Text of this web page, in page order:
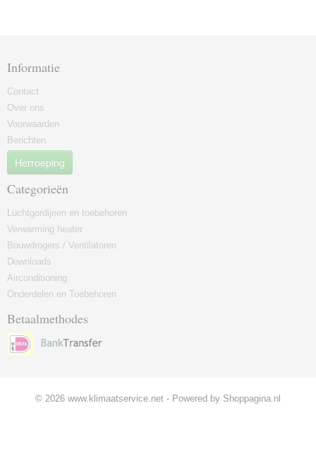
Informatie
Contact
Over ons
Voorwaarden
Berichten
Herroeping
Categorieën
Luchtgordijnen en toebehoren
Verwarming heater
Bouwdrogers / Ventilatoren
Downloads
Airconditioning
Onderdelen en Toebehoren
Betaalmethodes
© 2026 www.klimaatservice.net - Powered by Shoppagina.nl